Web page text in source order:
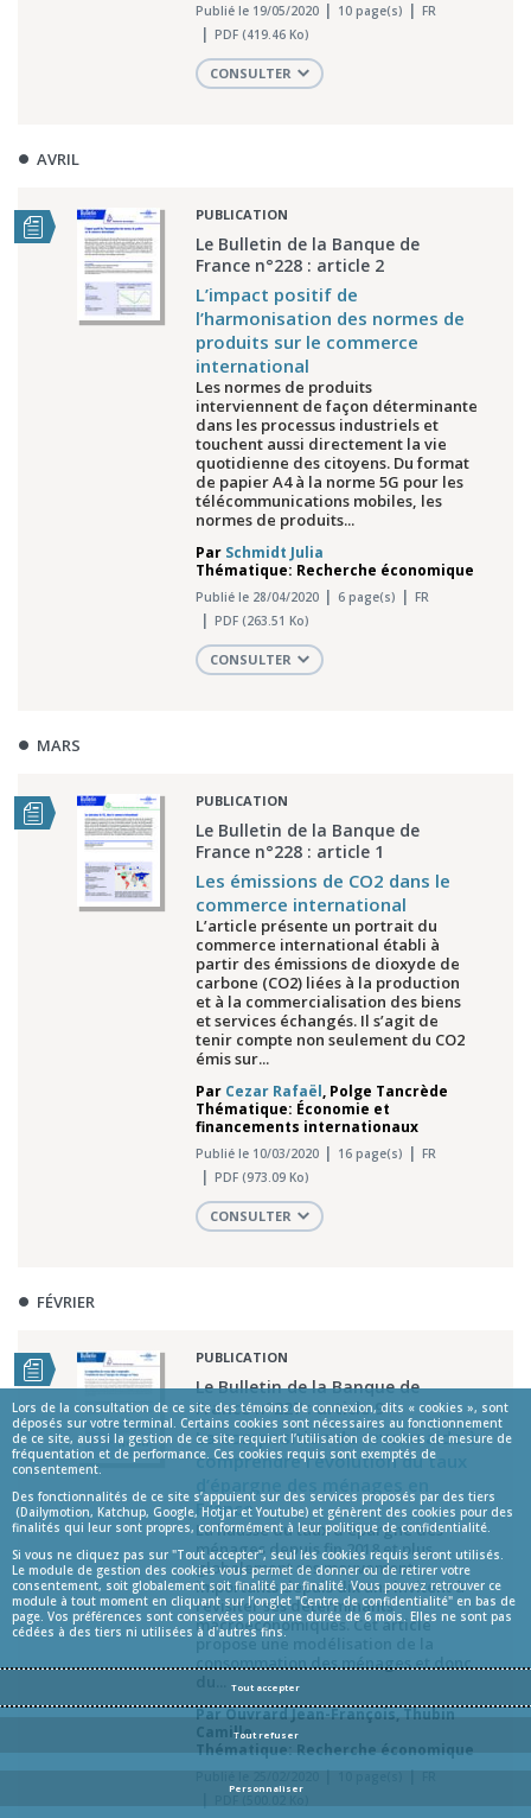
Lors de la consultation de ce site des témoins de connexion, dits « cookies », sont
déposés sur votre terminal. Certains cookies sont nécessaires au fonctionnement
de ce site, aussi la gestion de ce site requiert l’utilisation de cookies de mesure de
fréquentation et de performance. Ces cookies requis sont exemptés de
consentement.
Des fonctionnalités de ce site s’appuient sur des services proposés par des tiers
(Dailymotion, Katchup, Google, Hotjar et Youtube) et génèrent des cookies pour des
finalités qui leur sont propres, conformément à leur politique de confidentialité.
Si vous ne cliquez pas sur "Tout accepter", seul les cookies requis seront utilisés.
Le module de gestion des cookies vous permet de donner ou de retirer votre
consentement, soit globalement soit finalité par finalité. Vous pouvez retrouver ce
module à tout moment en cliquant sur l’onglet "Centre de confidentialité" en bas de
page. Vos préférences sont conservées pour une durée de 6 mois. Elles ne sont pas
cédées à des tiers ni utilisées à d'autres fins.
Tout accepter
Tout refuser
Personnaliser
Publié le 19/05/2020 10 page(s)
FR
PDF (419.46 Ko)
CONSULTER
AVRIL
PUBLICATION
Le Bulletin de la Banque de
France n°228 : article 2
L’impact positif de
l’harmonisation des normes de
produits sur le commerce
international
Les normes de produits
interviennent de façon déterminante
dans les processus industriels et
touchent aussi directement la vie
quotidienne des citoyens. Du format
de papier A4 à la norme 5G pour les
télécommunications mobiles, les
normes de produits...
Par Schmidt Julia
Thématique: Recherche économique
Publié le 28/04/2020 6 page(s)
FR
PDF (263.51 Ko)
CONSULTER
MARS
PUBLICATION
Le Bulletin de la Banque de
France n°228 : article 1
Les émissions de CO2 dans le
commerce international
L’article présente un portrait du
commerce international établi à
partir des émissions de dioxyde de
carbone (CO2) liées à la production
et à la commercialisation des biens
et services échangés. Il s’agit de
tenir compte non seulement du CO2
émis sur...
Par Cezar Rafaël, Polge Tancrède
Thématique: Économie et
financements internationaux
Publié le 10/03/2020 16 page(s)
FR
PDF (973.09 Ko)
CONSULTER
FÉVRIER
PUBLICATION
Le Bulletin de la Banque de
France n°227 : article 9
La composition du revenu aide à
comprendre l’évolution du taux
France
La hausse du taux d’épargne des
ménages depuis fin 2018 et plus
globalement ses mouvements
importants depuis dix ans invitent à
revisiter ses déterminants
macroéconomiques. Cet article
propose une modélisation de la
consommation des ménages et donc
ParOuvrard Jean-François,Thubin
Camille
Thématique: Recherche économique